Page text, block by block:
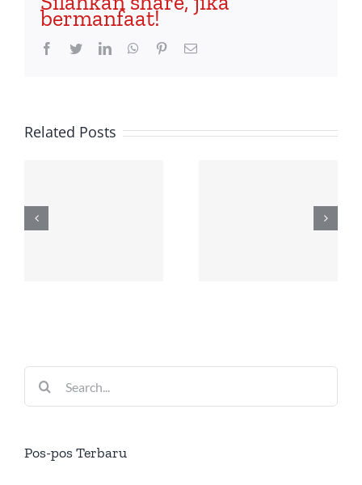
bermanfaat!
Facebook
TwitterLinkedInWhatsApp
PinterestEmail
Related Posts
Search
for:
Pos-pos Terbaru